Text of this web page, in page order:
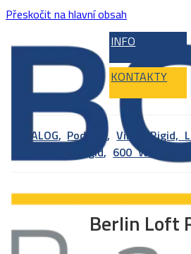
Přeskočit na hlavní obsah
INFO
KONTAKTY
KATALOG, Podlahy,Vinyl, Rigid,
WINEO 600 Rigid, 600 Wood XL
Berlin Loft